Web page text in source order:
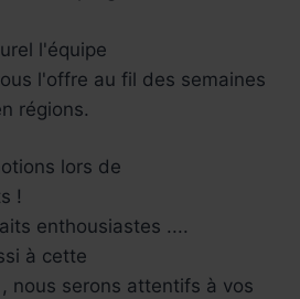
l'équipe
l'offre au fil des semaines
régions.
lors de
!
enthousiastes ....
à cette
nous serons attentifs à vos